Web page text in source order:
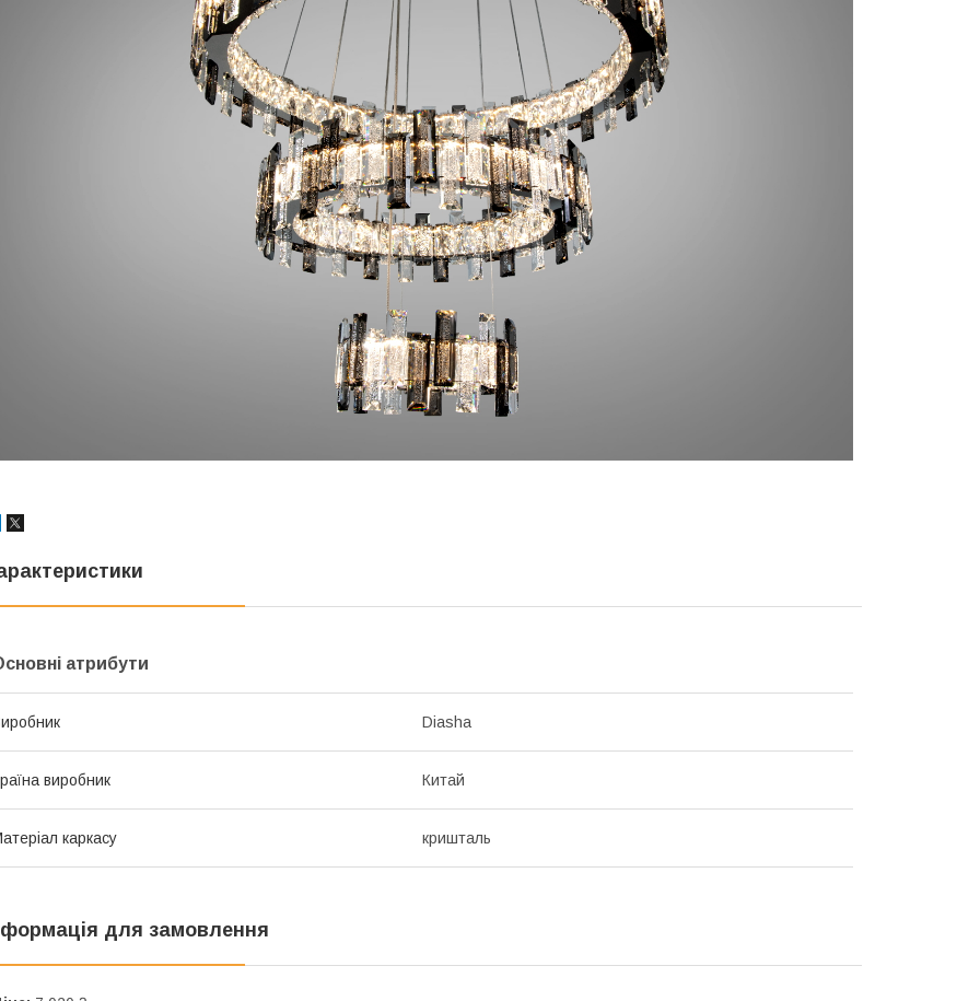
атрибути
Diasha
виробник Китай
каркасу кришталь
для замовлення